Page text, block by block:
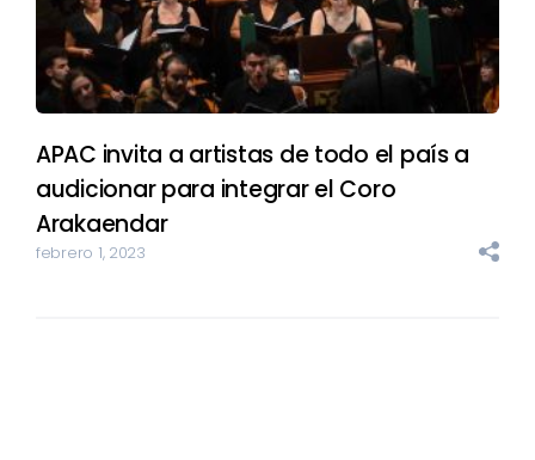
APAC invita a artistas de todo el país a
audicionar para integrar el Coro
Arakaendar
febrero 1, 2023